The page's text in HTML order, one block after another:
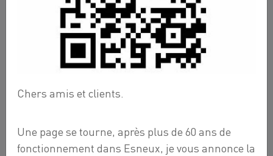
groupe-6 raccord toute nature
Raccord
À sertir T de passage 15 x 1/2F x 15
Chers amis et clients.
Une page se tourne, après plus de 60 ans de
fonctionnement dans Esneux, je vous annonce la